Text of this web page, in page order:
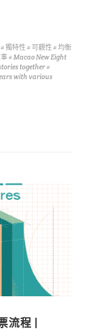
# 獨特性 # 可觀性 # 均衡
# Macao New Eight
together#
with various
流程 |